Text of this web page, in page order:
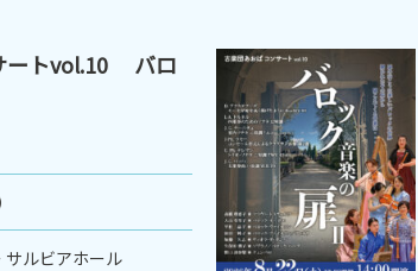
ートvol.10 バロ
ルビアホール